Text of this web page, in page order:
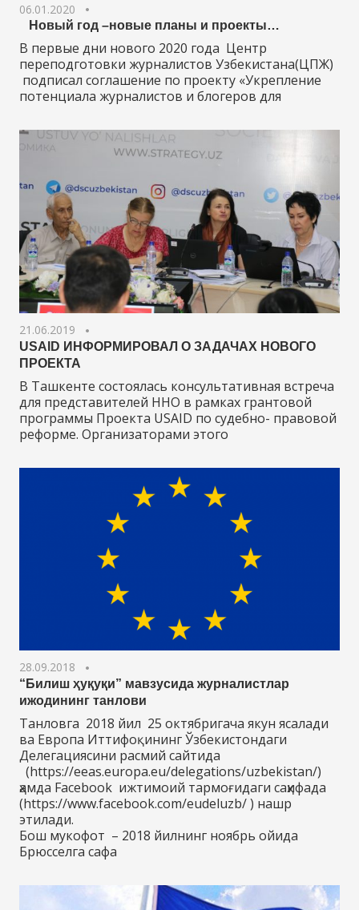
06.01.2020
Новый год –новые планы и проекты…
В первые дни нового 2020 года Центр
переподготовки журналистов Узбекистана(ЦПЖ)
подписал соглашение по проекту «Укрепление
потенциала журналистов и блогеров для
21.06.2019
USAID ИНФОРМИРОВАЛ О ЗАДАЧАХ НОВОГО
ПРОЕКТА
В Ташкенте состоялась консультативная встреча
для представителей ННО в рамках грантовой
программы Проекта USAID по судебно- правовой
реформе. Организаторами этого
28.09.2018
“Билиш ҳуқуқи” мавзусида журналистлар
ижодининг танлови
Танловга 2018 йил 25 октябригача якун ясалади
ва Европа Иттифоқининг Ўзбекистондаги
Делегациясини расмий сайтида
(https://eeas.europa.eu/delegations/uzbekistan/)
ҳамда Facebook ижтимоий тармоғидаги саҳифада
(https://www.facebook.com/eudeluzb/ ) нашр
этилади.
Бош мукофот – 2018 йилнинг ноябрь ойида
Брюсселга сафа